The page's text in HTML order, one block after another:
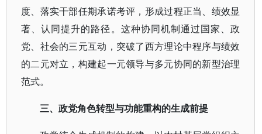
度、落实干部任期承诺考评，形成过程正当、绩效显
著、认同提升的路径。这种协同机制通过国家、政
党、社会的三元互动，突破了西方理论中程序与绩效
的二元对立，构建起一元领导与多元协同的新型治理
范式。
三、政党角色转型与功能重构的生成前提